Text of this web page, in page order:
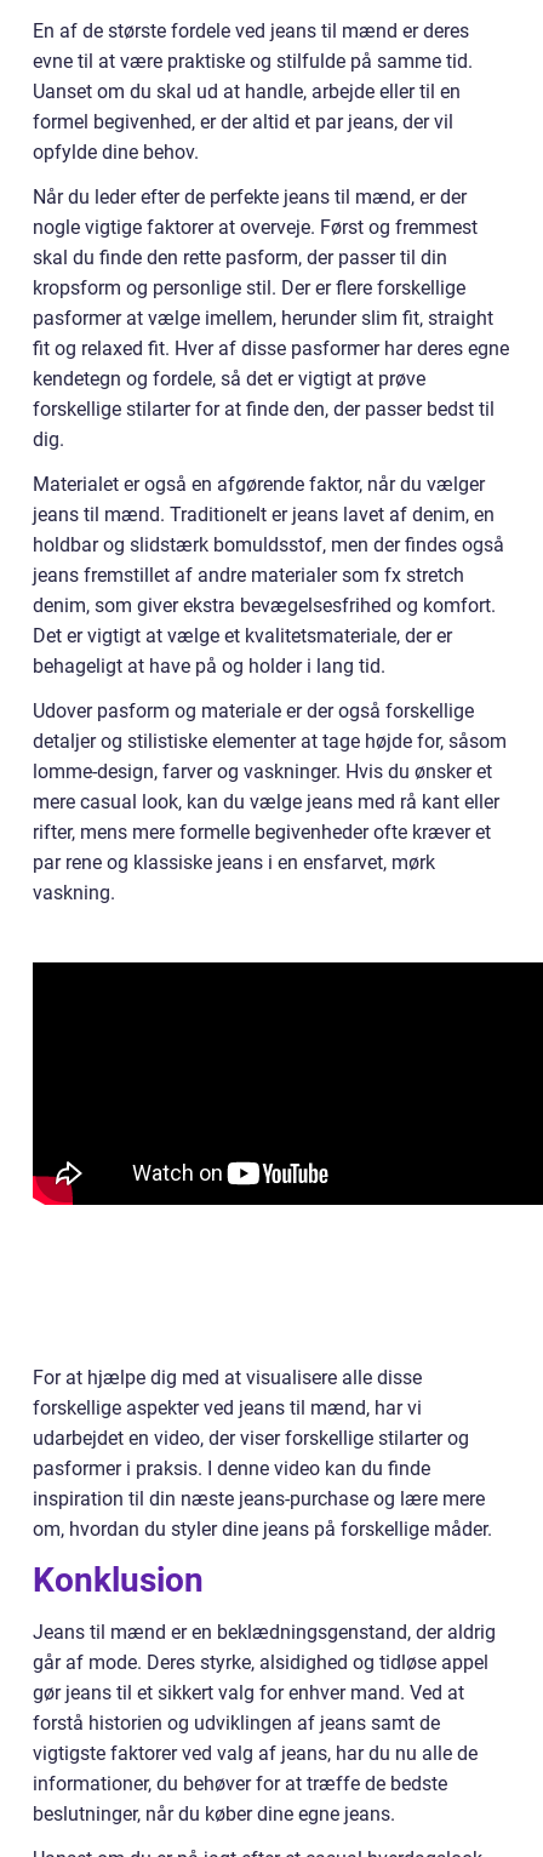
En af de største fordele ved jeans til mænd er deres
evne til at være praktiske og stilfulde på samme tid.
Uanset om du skal ud at handle, arbejde eller til en
formel begivenhed, er der altid et par jeans, der vil
opfylde dine behov.
Når du leder efter de perfekte jeans til mænd, er der
nogle vigtige faktorer at overveje. Først og fremmest
skal du finde den rette pasform, der passer til din
kropsform og personlige stil. Der er flere forskellige
pasformer at vælge imellem, herunder slim fit, straight
fit og relaxed fit. Hver af disse pasformer har deres egne
kendetegn og fordele, så det er vigtigt at prøve
forskellige stilarter for at finde den, der passer bedst til
dig.
Materialet er også en afgørende faktor, når du vælger
jeans til mænd. Traditionelt er jeans lavet af denim, en
holdbar og slidstærk bomuldsstof, men der findes også
jeans fremstillet af andre materialer som fx stretch
denim, som giver ekstra bevægelsesfrihed og komfort.
Det er vigtigt at vælge et kvalitetsmateriale, der er
behageligt at have på og holder i lang tid.
Udover pasform og materiale er der også forskellige
detaljer og stilistiske elementer at tage højde for, såsom
lomme-design, farver og vaskninger. Hvis du ønsker et
mere casual look, kan du vælge jeans med rå kant eller
rifter, mens mere formelle begivenheder ofte kræver et
par rene og klassiske jeans i en ensfarvet, mørk
vaskning.
For at hjælpe dig med at visualisere alle disse
forskellige aspekter ved jeans til mænd, har vi
udarbejdet en video, der viser forskellige stilarter og
pasformer i praksis. I denne video kan du finde
inspiration til din næste jeans-purchase og lære mere
om, hvordan du styler dine jeans på forskellige måder.
Konklusion
Jeans til mænd er en beklædningsgenstand, der aldrig
går af mode. Deres styrke, alsidighed og tidløse appel
gør jeans til et sikkert valg for enhver mand. Ved at
forstå historien og udviklingen af jeans samt de
vigtigste faktorer ved valg af jeans, har du nu alle de
informationer, du behøver for at træffe de bedste
beslutninger, når du køber dine egne jeans.